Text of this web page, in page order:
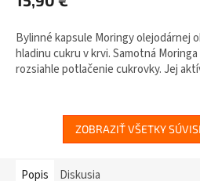
Bylinné kapsule Moringy olejodárnej
hladinu cukru v krvi. Samotná
rozsiahle potlačenie cukrovky. Jej
ZOBRAZIŤ VŠETKY
Popis Diskusia